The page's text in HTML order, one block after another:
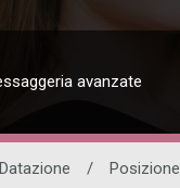
avanzate
Datazione / Posizione